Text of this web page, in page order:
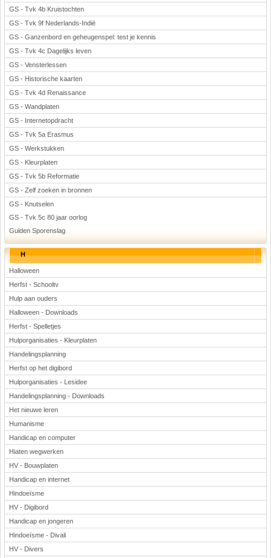
GS - Tvk 4b Kruistochten
GS - Tvk 9f Nederlands-Indië
GS - Ganzenbord en geheugenspel: test je kennis
GS - Tvk 4c Dagelijks leven
GS - Vensterlessen
GS - Historische kaarten
GS - Tvk 4d Renaissance
GS - Wandplaten
GS - Internetopdracht
GS - Tvk 5a Erasmus
GS - Werkstukken
GS - Kleurplaten
GS - Tvk 5b Reformatie
GS - Zelf zoeken in bronnen
GS - Knutselen
GS - Tvk 5c 80 jaar oorlog
Gulden Sporenslag
H
Halloween
Herfst - Schooltv
Hulp aan ouders
Halloween - Downloads
Herfst - Spelletjes
Hulporganisaties - Kleurplaten
Handelingsplanning
Herfst op het digibord
Hulporganisaties - Lesidee
Handelingsplanning - Downloads
Het nieuwe leren
Humanisme
Handicap en computer
Hiaten wegwerken
HV - Bouwplaten
Handicap en internet
Hindoeïsme
HV - Digibord
Handicap en jongeren
Hindoeïsme - Divali
HV - Divers